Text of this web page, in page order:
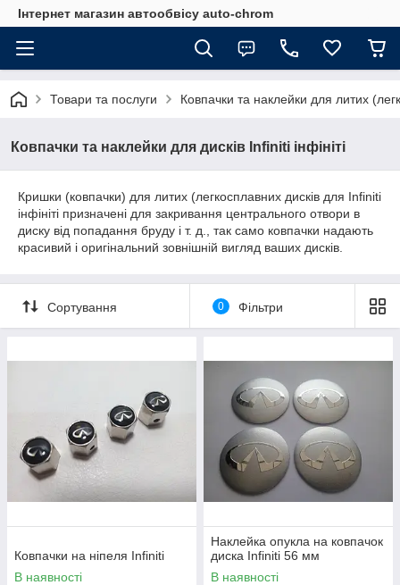
Інтернет магазин автообвісу auto-chrom
Товари та послуги Ковпачки та наклейки для литих
Ковпачки та наклейки для дисків Infiniti інфініті
Кришки (ковпачки) для литих (легкосплавних дисків для Infiniti
інфініті призначені для закривання центрального отвори в
диску від попадання бруду і т. д., так само ковпачки надають
красивий і оригінальний зовнішній вигляд ваших дисків.
Сортування 0 Фільтри
Ковпачки на ніпеля Infiniti
В наявності
Наклейка опукла на ковпачок
диска Infiniti 56 мм
В наявності